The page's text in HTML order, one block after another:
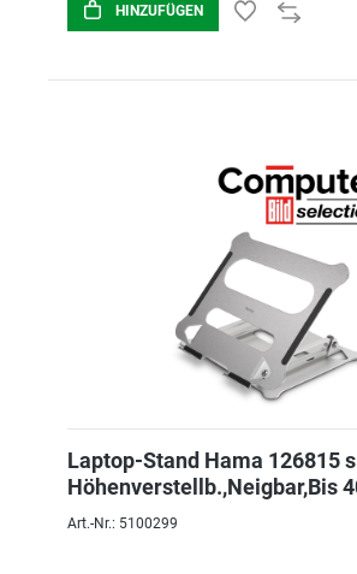
HINZUFÜGEN
Laptop-Stand Hama 126815
Höhenverstellb.,Neigbar,Bis
Art.-Nr.: 5100299